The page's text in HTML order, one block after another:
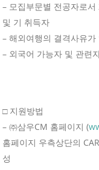
– 모집부문별 전공자로
및 기 취득자
– 해외여행의 결격사유
– 외국어 가능자 및 관련
□ 지원방법
– ㈜삼우CM 홈페이지 (
홈페이지 우측상단의
성